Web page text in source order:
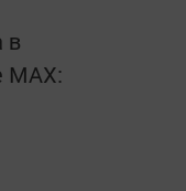
в
MАХ: